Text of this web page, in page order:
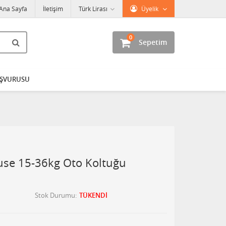
Üyelik
Türk Lirası
Sayfa İletişim
Sepetim
0
15-36kg Oto Koltuğu
Stok Durumu TÜKENDİ